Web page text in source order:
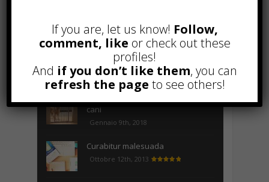
Agosto 27th, 2017
Noleggio a breve e lungo termine,
le differenze
Maggio 15th, 2018
cani
Gennaio 9th, 2018
Curabitur malesuada
Ottobre 12th, 2013
If you are, let us know! Follow,
comment, like or check out these
profiles!
And if you don’t like them, you can
refresh the page to see others!